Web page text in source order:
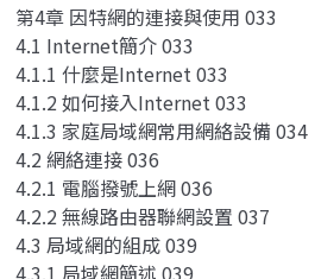
第4章 因特網的連接與使用 033
4.1 Internet簡介 033
4.1.1 什麼是Internet 033
4.1.2 如何接入Internet 033
4.1.3 家庭局域網常用網絡設備 034
4.2 網絡連接 036
4.2.1 電腦撥號上網 036
4.2.2 無線路由器聯網設置 037
4.3 局域網的組成 039
4.3.1 局域網簡述 039